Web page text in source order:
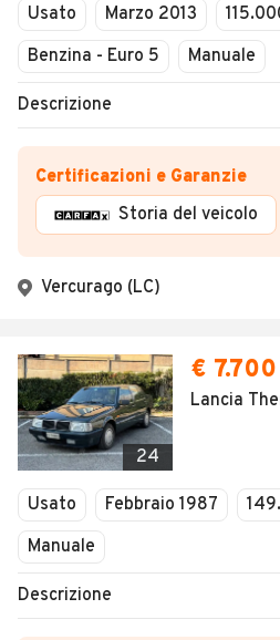
Usato Marzo 2013
Benzina - Euro 5
Manuale
Descrizione
Certificazioni e Garanzie
Storia del veicolo
Vercurago (LC)
24
€ 7.700
Lancia
Usato Febbraio 1987
Manuale
Descrizione